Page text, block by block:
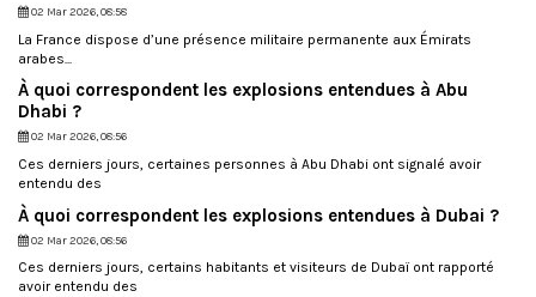
02 Mar 2026, 08:58
La France dispose d’une présence militaire permanente aux Émirats
arabes...
À quoi correspondent les explosions entendues à Abu
Dhabi ?
02 Mar 2026, 08:56
Ces derniers jours, certaines personnes à Abu Dhabi ont signalé avoir
entendu des
À quoi correspondent les explosions entendues à Dubai ?
02 Mar 2026, 08:56
Ces derniers jours, certains habitants et visiteurs de Dubaï ont rapporté
avoir entendu des